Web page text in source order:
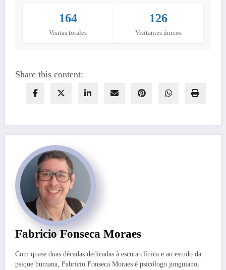
164
Visitas totales
126
Visitantes únicos
Share this content:
Fabricio Fonseca Moraes
Com quase duas décadas dedicadas à escuta clínica e ao estudo da
psique humana, Fabrício Fonseca Moraes é psicólogo junguiano,